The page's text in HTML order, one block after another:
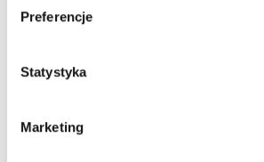
Preferencje
Statystyka
Marketing